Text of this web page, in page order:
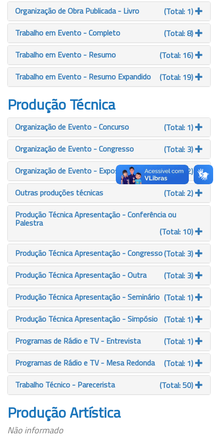
Organização de Obra Publicada - Livro
(Total: 1)
Trabalho em Evento - Completo
(Total: 8)
Trabalho em Evento - Resumo
(Total: 16)
Trabalho em Evento - Resumo Expandido
(Total: 19)
Produção Técnica
Organização de Evento - Concurso
(Total: 1)
Organização de Evento - Congresso
(Total: 3)
Organização de Evento - Exposição
(Total: 2)
Outras produções técnicas
(Total: 2)
Produção Técnica Apresentação - Conferência ou
Palestra
(Total: 10)
Produção Técnica Apresentação - Congresso(Total: 3)
Produção Técnica Apresentação - Outra
(Total: 3)
Produção Técnica Apresentação - Seminário (Total: 1)
Produção Técnica Apresentação - Simpósio (Total: 1)
Programas de Rádio e TV - Entrevista
(Total: 1)
Programas de Rádio e TV - Mesa Redonda
(Total: 1)
Trabalho Técnico - Parecerista
(Total: 50)
Produção Artística
Não informado